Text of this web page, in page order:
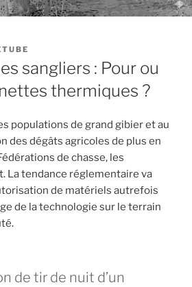
sangliers : Pour ou
thermiques ?
populations de grand gibier et au
des dégâts agricoles de plus en
de chasse, les
La tendance réglementaire va
de matériels autrefois
de la technologie sur le terrain
de tir de nuit d’un